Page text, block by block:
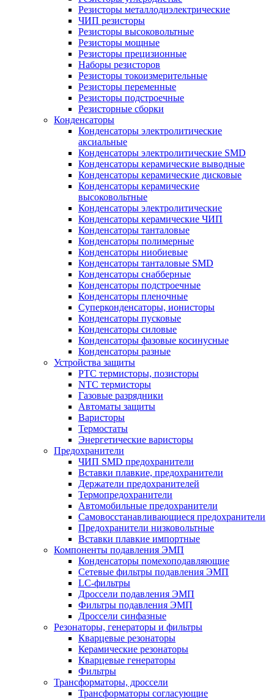
Резисторы металлодиэлектрические
ЧИП резисторы
Резисторы высоковольтные
Резисторы мощные
Резисторы прецизионные
Наборы резисторов
Резисторы токоизмерительные
Резисторы переменные
Резисторы подстроечные
Резисторные сборки
Конденсаторы
Конденсаторы электролитические
аксиальные
Конденсаторы электролитические SMD
Конденсаторы керамические выводные
Конденсаторы керамические дисковые
Конденсаторы керамические
высоковольтные
Конденсаторы электролитические
Конденсаторы керамические ЧИП
Конденсаторы танталовые
Конденсаторы полимерные
Конденсаторы ниобиевые
Конденсаторы танталовые SMD
Конденсаторы снабберные
Конденсаторы подстроечные
Конденсаторы пленочные
Суперконденсаторы, ионисторы
Конденсаторы пусковые
Конденсаторы силовые
Конденсаторы фазовые косинусные
Конденсаторы разные
Устройства защиты
PTC термисторы, позисторы
NTC термисторы
Газовые разрядники
Автоматы защиты
Варисторы
Термостаты
Энергетические варисторы
Предохранители
ЧИП SMD предохранители
Вставки плавкие, предохранители
Держатели предохранителей
Термопредохранители
Автомобильные предохранители
Самовосстанавливающиеся предохранители
Предохранители низковольтные
Вставки плавкие импортные
Компоненты подавления ЭМП
Конденсаторы помехоподавляющие
Сетевые фильтры подавления ЭМП
LC-фильтры
Дроссели подавления ЭМП
Фильтры подавления ЭМП
Дроссели синфазные
Резонаторы, генераторы и фильтры
Кварцевые резонаторы
Керамические резонаторы
Кварцевые генераторы
Фильтры
Трансформаторы, дроссели
Трансформаторы согласующие